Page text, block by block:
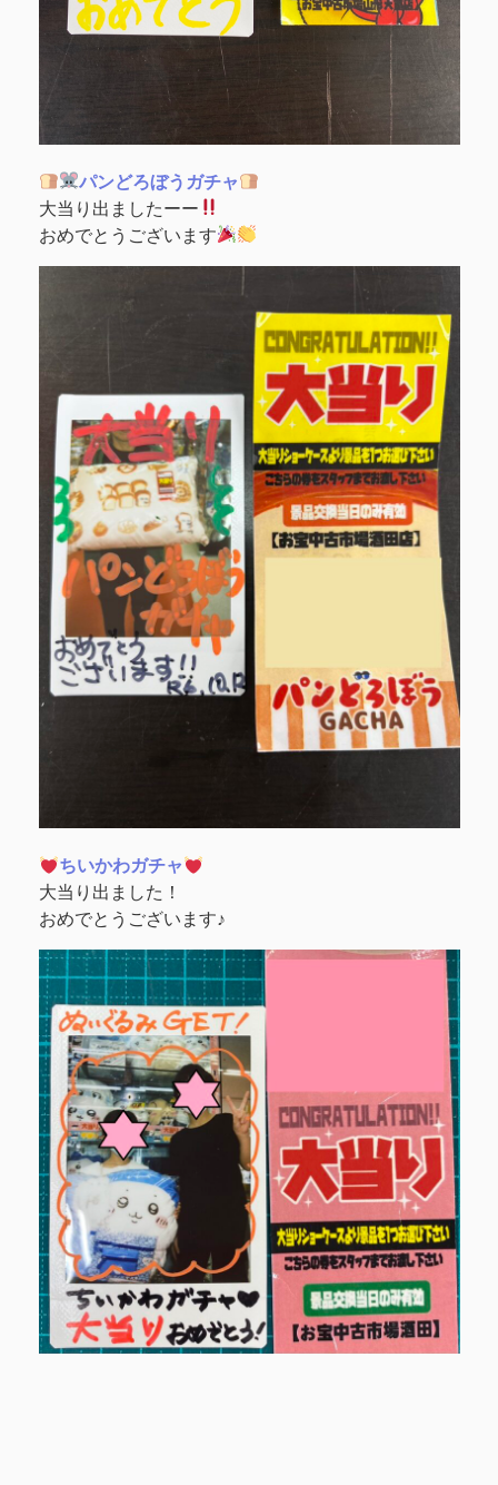
パンどろぼうガチャ
大当り出ましたーー
おめでとうございます
ちいかわガチャ
大当り出ました！
おめでとうございます♪